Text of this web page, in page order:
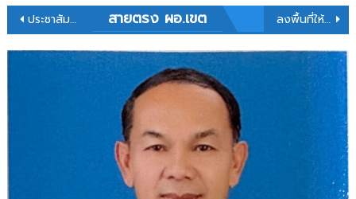
แนะแนว
เรื่อง
ประชาสัมพันธ์ข่าว สคบ. ลงพื้นที่ให้กำลังใจคณะผู้เข้ารับการพัฒนาข้าราชการครูและบุคลากรทางการศึกษา ก่อนแต่งตั้งให้ดำรงตำแหน่งผู้บริหารสถานศึกษา ในสังกัดสำนักงานคณะกรรมการการศึกษาพื้นฐาน ประจำปีงบประมาณ พ.ศ. 2569
สายตรง ผอ.เขต